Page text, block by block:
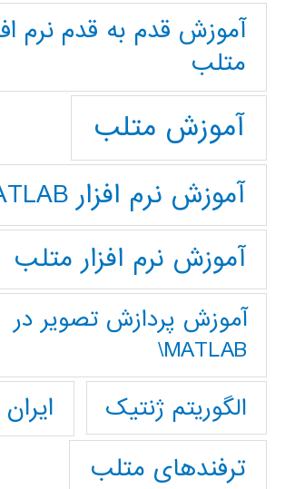
آموزش قدم به قدم نرم
متلب
آموزش متلب
آموزش نرم افزار MATLAB
آموزش نرم افزار متلب
آموزش پردازش تصوير در
MATLAB\
الگوریتم ژنتیک
ترفندهای متلب